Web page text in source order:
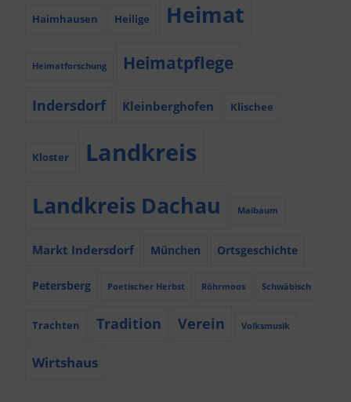
Haimhausen Heilige Heimat
Heimatforschung Heimatpflege
Indersdorf Kleinberghofen Klischee
Kloster Landkreis
Landkreis Dachau Maibaum
Markt Indersdorf München Ortsgeschichte
Petersberg Poetischer Herbst Röhrmoos Schwäbisch
Trachten Tradition Verein Volksmusik
Wirtshaus